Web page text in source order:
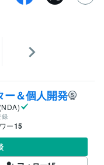
ー＆個人開発
録
ー15